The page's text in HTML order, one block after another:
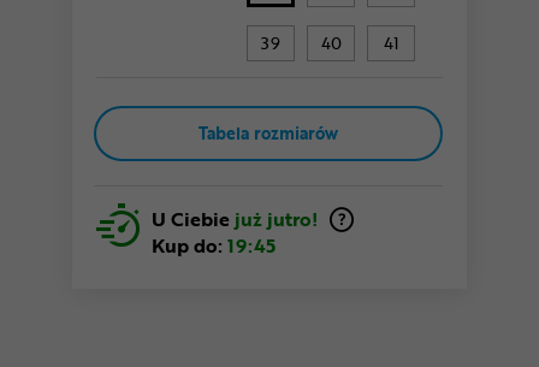
39 40 41
Tabela rozmiarów
U Ciebie już jutro!
Kup do: 19:45